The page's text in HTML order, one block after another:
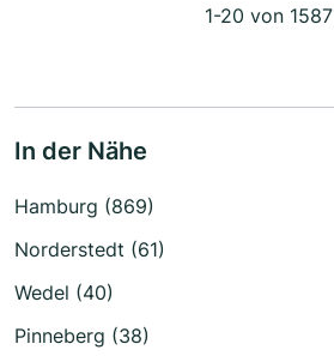
1-20 von 1587
In der Nähe
Hamburg (869)
Norderstedt (61)
Wedel (40)
Pinneberg (38)